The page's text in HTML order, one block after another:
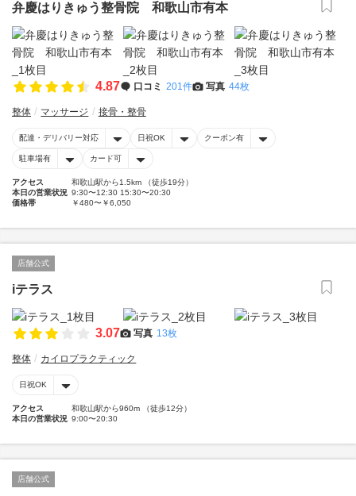
弁慶はりきゅう整骨院 和歌山市有本
4.87 口コミ 201件 写真 44枚
整体 マッサージ 接骨・整骨
配達・デリバリー対応 日祝OK クーポン有
駐車場有 カード可
アクセス
和歌山駅から1.5km （徒歩19分）
本日の営業状況 9:30〜12:30 15:30〜20:30
価格帯
￥480〜￥6,050
店舗公式
iテラス
3.07 写真 13枚
整体 カイロプラクティック
日祝OK
アクセス
和歌山駅から960m （徒歩12分）
本日の営業状況 9:00〜20:30
店舗公式